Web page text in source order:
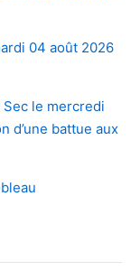
04 août 2026
le mercredi
d’une battue aux